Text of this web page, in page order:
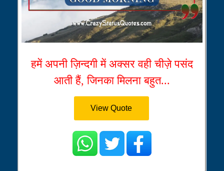
हमें अपनी ज़िन्दगी में अक्सर वही चीज़े पसंद
आती हैं, जिनका मिलना बहुत...
View Quote